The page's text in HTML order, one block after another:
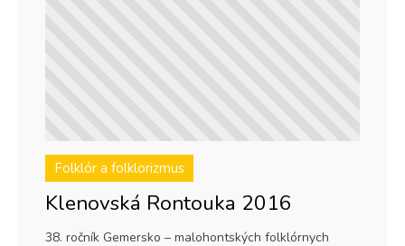
Folklór a folklorizmus
Klenovská Rontouka 2016
38. ročník Gemersko – malohontských folklórnych